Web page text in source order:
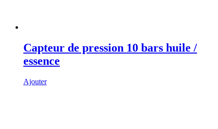
Capteur de pression 10 bars huile /
essence
Ajouter